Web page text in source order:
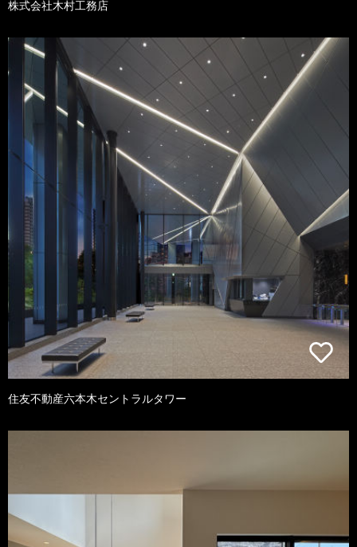
株式会社木村工務店
住友不動産六本木セントラルタワー